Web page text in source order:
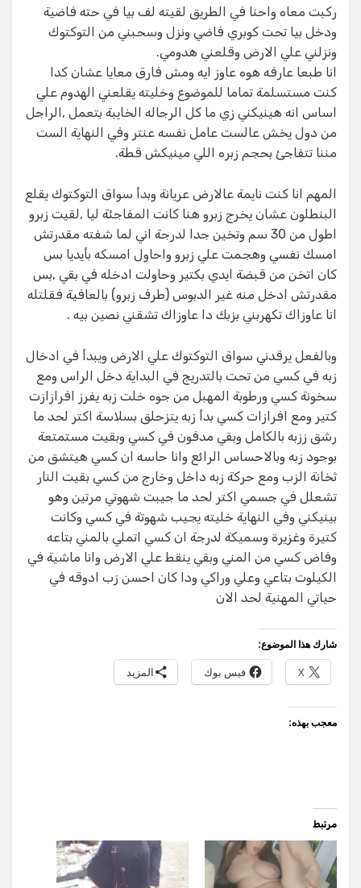
ركبت معاه واحنا في الطريق لقيته لف بيا في حته فاضية
ودخل بيا تحت كوبري فاضي ونزل وسحبني من التوكتوك
ونزلني علي الارض وقلعني هدومي.
انا طبعا عارفه هوه عاوز ايه ومش فارق معايا عشان كدا
كنت مستسلمة تماما للموضوع وخليته يقلعني الهدوم علي
اساس انه هينيكني زي ما كل الرجاله الخايبة بتعمل ,الراجل
من دول يخش عالست عامل نفسه عنتر وفي النهاية الست
مننا تتفاجئ بحجم زبره اللي مينيكش قطة.
المهم انا كنت نايمة عالارض عريانة وبدأ سواق التوكتوك يقلع
البنطلون عشان يخرج زبرو هنا كانت المفاجئة ليا ,لقيت زبرو
اطول من 30 سم وتخين جدا لدرجة اني لما شفته مقدرتش
امسك نفسي وهجمت علي زبرو واحاول امسكه بأيديا بس
كان اتخن من قبضة ايدي بكتير وحاولت ادخله في بقي ,بس
مقدرتش ادخل منه غير الدبوس (طرف زبرو) بالعافية فقلتله
انا عاوزاك تكهربني بزبك دا عاوزاك تشقني نصين بيه .
وبالفعل يرقدني سواق التوكتوك علي الارض ويبدأ في ادخال
زبه في كسي من تحت بالتدريج في البداية دخل الراس ومع
سخونة كسي ورطوبة المهبل من جوه خلت زبه يفرز افرازازت
كتير ومع افرازات كسي بدأ زبه يتزحلق بسلاسة اكتر لحد ما
رشق ززبه بالكامل وبقي مدفون في كسي وبقيت مستمتعة
بوجود زبه وبالاحساس الرائع وانا حاسه ان كسي هيتشق من
ثخانة الزب ومع حركة زبه داخل وخارج من كسي بقيت النار
تشعلل في جسمي اكتر لحد ما جيبت شهوتي مرتين وهو
بينيكني وفي النهاية خليته يجيب شهوتة في كسي وكانت
كتيرة وغزيرة وسميكة لدرجة ان كسي اتملي بالمني بتاعه
وفاض كسي من المني وبقي ينقط علي الارض وانا ماشية في
الكيلوت بتاعي وعلي وراكي ودا كان احسن زب ادوقه في
حياتي المهنية لحد الان
شارك هذا الموضوع:
X فيس بوك المزيد
معجب بهذه:
مرتبط